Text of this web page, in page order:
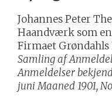
Johannes Peter
Haandværk som
Firmaet Grøndahls
Samling af
Anmeldelser
juni Maaned 1901,